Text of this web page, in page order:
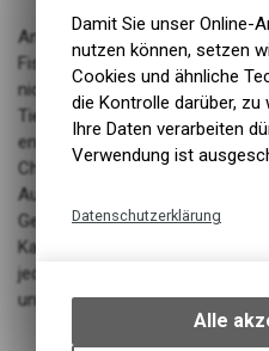
Amanova Adult Brilliant Beef &
Fischöl und mineralstoffreiche
nicht nur gut schmecken,
Tieres zugute kommen. Um
enthält dieses Nassfutter die
Chelatmineralien, die die
Ausserdem unterstützt der
Gesundheit von Herz und
Katzenfutter enthält alles, was
jeden Tag braucht. Und das
unwiderstehlich!
Damit Sie unser Online-
nutzen können, setzen
Cookies und ähnliche
die Kontrolle darüber,
Ihre Daten verarbeiten
Verwendung ist
Datenschutzerklärung
Alle